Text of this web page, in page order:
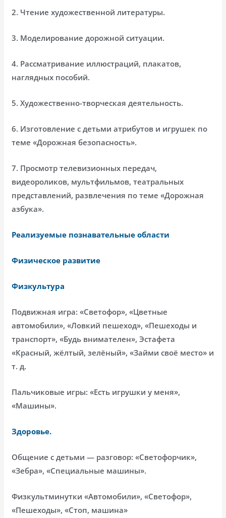
2. Чтение художественной литературы.
3. Моделирование дорожной ситуации.
4. Рассматривание иллюстраций, плакатов,
наглядных пособий.
5. Художественно-творческая деятельность.
6. Изготовление с детьми атрибутов и игрушек по
теме «Дорожная безопасность».
7. Просмотр телевизионных передач,
видеороликов, мультфильмов, театральных
представлений, развлечения по теме «Дорожная
азбука».
Реализуемые познавательные области
Физическое развитие
Физкультура
Подвижная игра: «Светофор», «Цветные
автомобили», «Ловкий пешеход», «Пешеходы и
транспорт», «Будь внимателен», Эстафета
«Красный, жёлтый, зелёный», «Займи своё место» и
т. д.
Пальчиковые игры: «Есть игрушки у меня»,
«Машины».
Здоровье.
Общение с детьми — разговор: «Светофорчик»,
«Зебра», «Специальные машины».
Физкультминутки «Автомобили», «Светофор»,
«Пешеходы», «Стоп, машина»